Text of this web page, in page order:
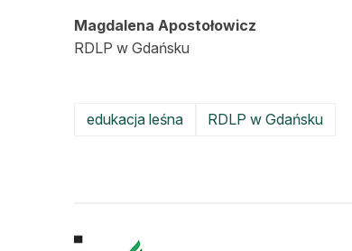
Magdalena Apostołowicz
RDLP w Gdańsku
edukacja leśna RDLP w Gdańsku